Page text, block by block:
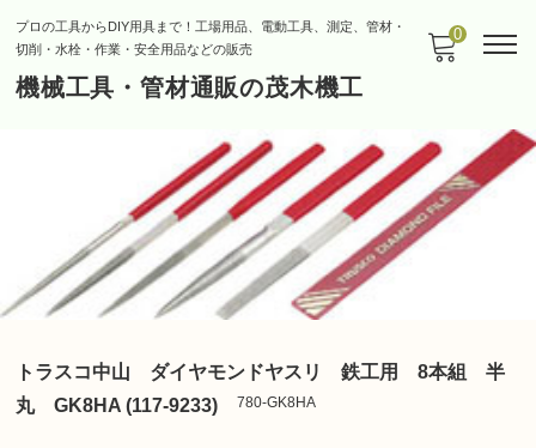
プロの工具からDIY用具まで！工場用品、電動工具、測定、管材・
切削・水栓・作業・安全用品などの販売
機械工具・管材通販の茂木機工
0
トラスコ中山 ダイヤモンドヤスリ 鉄工用 8本組 半
丸 GK8HA (117-9233)
780-GK8HA